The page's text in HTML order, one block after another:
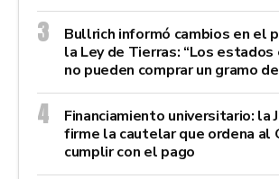
Bullrich informó cambios en el
la Ley de Tierras: “Los
no pueden comprar un gramo
Financiamiento universitario: la
firme la cautelar que ordena al
cumplir con el pago